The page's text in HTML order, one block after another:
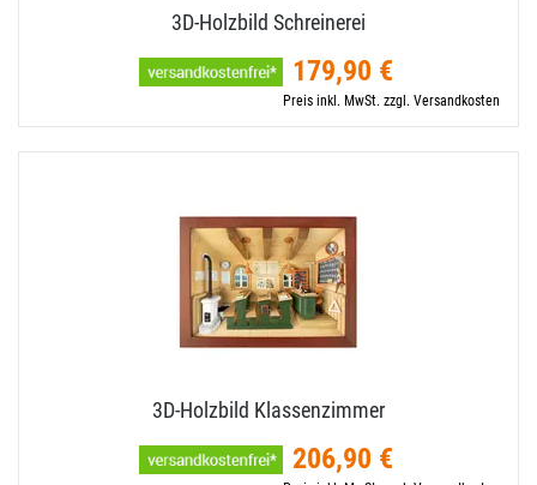
3D-​Holzbild Schreinerei
179,90 €
Preis inkl. MwSt. zzgl. Versandkosten
3D-​Holzbild Klassenzimmer
206,90 €